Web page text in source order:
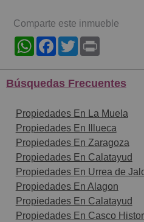
Comparte este inmueble
WhatsAppFacebook
Twitter
Búsquedas Frecuentes
Propiedades En La Muela
Propiedades En Illueca
Propiedades En Zaragoza
Propiedades En Calatayud
Propiedades En Urrea de
Propiedades En Alagon
Propiedades En Calatayud
Propiedades En Casco